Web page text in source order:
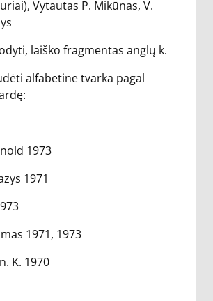
Vytautas P. Mikūnas, V.
laiško fragmentas anglų k.
alfabetine tvarka pagal
1973
1971
1971, 1973
K. 1970